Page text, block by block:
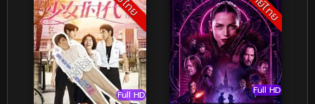
Full HD Full HD